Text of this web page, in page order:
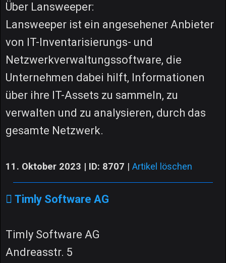
Über Lansweeper:
Lansweeper ist ein angesehener Anbieter
von IT-Inventarisierungs- und
Netzwerkverwaltungssoftware, die
Unternehmen dabei hilft, Informationen
über ihre IT-Assets zu sammeln, zu
verwalten und zu analysieren, durch das
gesamte Netzwerk.
11. Oktober 2023 | ID: 8707 | Artikel löschen
Timly Software AG
Timly Software AG
Andreasstr. 5